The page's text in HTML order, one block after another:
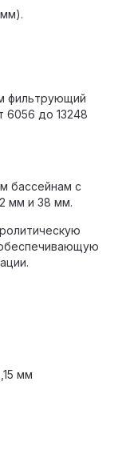
фильтрующий
6056 до 13248
бассейнам с
мм и 38 мм.
мм